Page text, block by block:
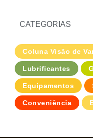
CATEGORIAS
Coluna Visão de
Lubrificantes
Equipamentos
Conveniência